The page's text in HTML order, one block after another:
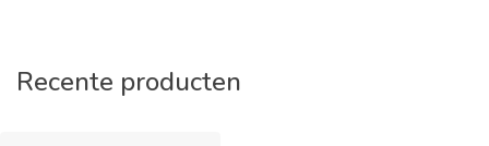
Recente producten